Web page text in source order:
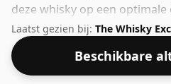
deze whisky op een
Puur of met een druppel
Laatst gezien bij: The Whisky
Beschikbare